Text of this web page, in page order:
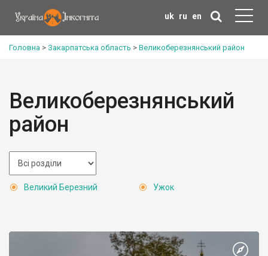
uk ru en
Головна > Закарпатська область > Великоберезнянський район
Великоберезнянський
район
Великий Березний Ужок